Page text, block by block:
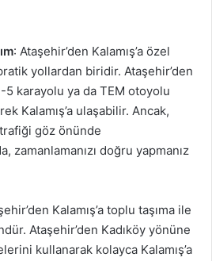
: Ataşehir’den Kalamış’a özel
yollardan biridir. Ataşehir’den
5 karayolu ya da TEM otoyolu
Kalamış’a ulaşabilir. Ancak,
göz önünde
zamanlamanızı doğru yapmanız
Kalamış’a toplu taşıma ile
Ataşehir’den Kadıköy yönüne
kullanarak kolayca Kalamış’a